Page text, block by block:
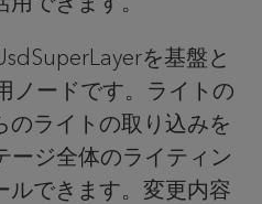
を基盤と
ノードです。ライトの
のライトの取り込みを
ージ全体のライティン
ルできます。変更内容